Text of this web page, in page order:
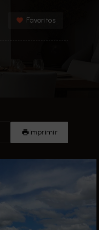
Favoritos
Imprimir